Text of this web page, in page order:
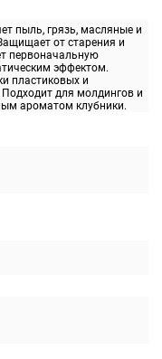
пыль, грязь, масляные и
от старения и
первоначальную
эффектом.
пластиковых и
для молдингов и
ароматом клубники.